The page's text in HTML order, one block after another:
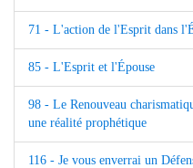
71 - L'action de l'Esprit dans
85 - L'Esprit et l'Épouse
98 - Le Renouveau
une réalité prophétique
116 - Je vous enverrai un